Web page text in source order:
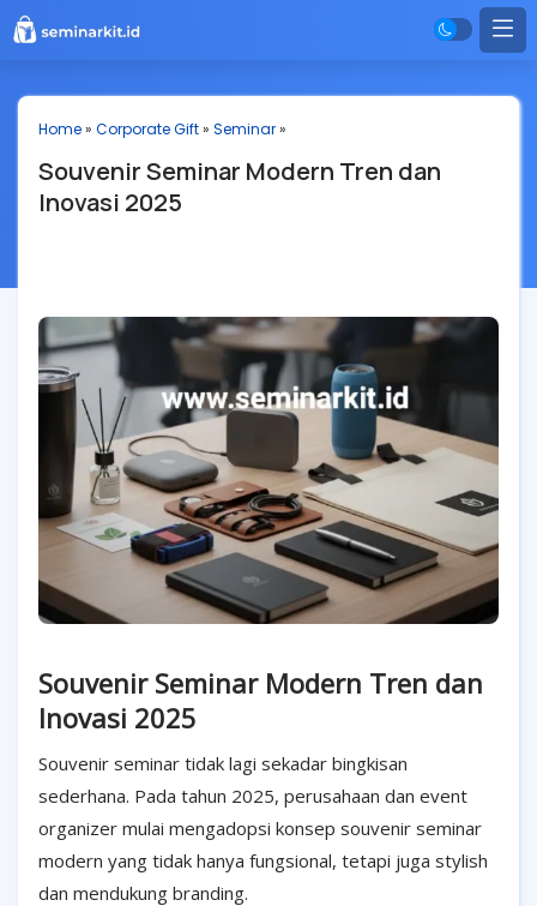
Home» Corporate Gift» Seminar»
Souvenir Seminar Modern Tren dan
Inovasi 2025
Souvenir Seminar Modern Tren dan
Inovasi 2025
Souvenir seminar tidak lagi sekadar bingkisan
sederhana. Pada tahun 2025, perusahaan dan event
organizer mulai mengadopsi konsep souvenir seminar
modern yang tidak hanya fungsional, tetapi juga stylish
dan mendukung branding.